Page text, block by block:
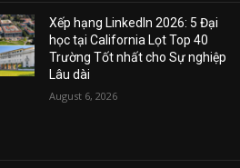
Xếp hạng LinkedIn 2026: 5 Đại
học tại California Lọt Top 40
Trường Tốt nhất cho Sự nghiệp
Lâu dài
August 6, 2026